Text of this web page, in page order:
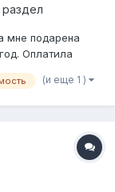
мне подарена
Оплатила
000 тг. Ни
(и еще 1 )